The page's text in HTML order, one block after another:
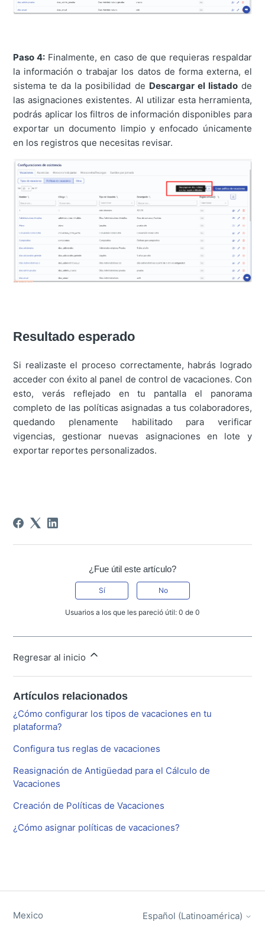
Paso 4: Finalmente, en caso de que requieras respaldar
la información o trabajar los datos de forma externa, el
sistema te da la posibilidad de Descargar el listadode
las asignaciones existentes. Al utilizar esta herramienta,
podrás aplicar los filtros de información disponibles para
exportar un documento limpio y enfocado únicamente
en los registros que necesitas revisar.
Resultado esperado
Si realizaste el proceso correctamente, habrás logrado
acceder con éxito al panel de control de vacaciones. Con
esto, verás reflejado en tu pantalla el panorama
completo de las políticas asignadas a tus colaboradores,
quedando plenamente habilitado para verificar
vigencias, gestionar nuevas asignaciones en lote y
exportar reportes personalizados.
¿Fue útil este artículo?
Sí No
Usuarios a los que les pareció útil: 0 de 0
Regresar al inicio
Artículos relacionados
¿Cómo configurar los tipos de vacaciones en tu
plataforma?
Configura tus reglas de vacaciones
Reasignación de Antigüedad para el Cálculo de
Vacaciones
Creación de Políticas de Vacaciones
¿Cómo asignar políticas de vacaciones?
Mexico Español (Latinoamérica)